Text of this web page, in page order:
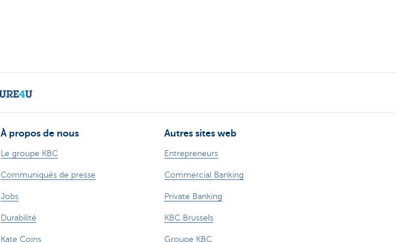
À propos de nous
Le groupe KBC
Communiqués de presse
Jobs
Durabilité
Kate Coins
Autres sites web
Entrepreneurs
Commercial Banking
Private Banking
KBC Brussels
Groupe KBC